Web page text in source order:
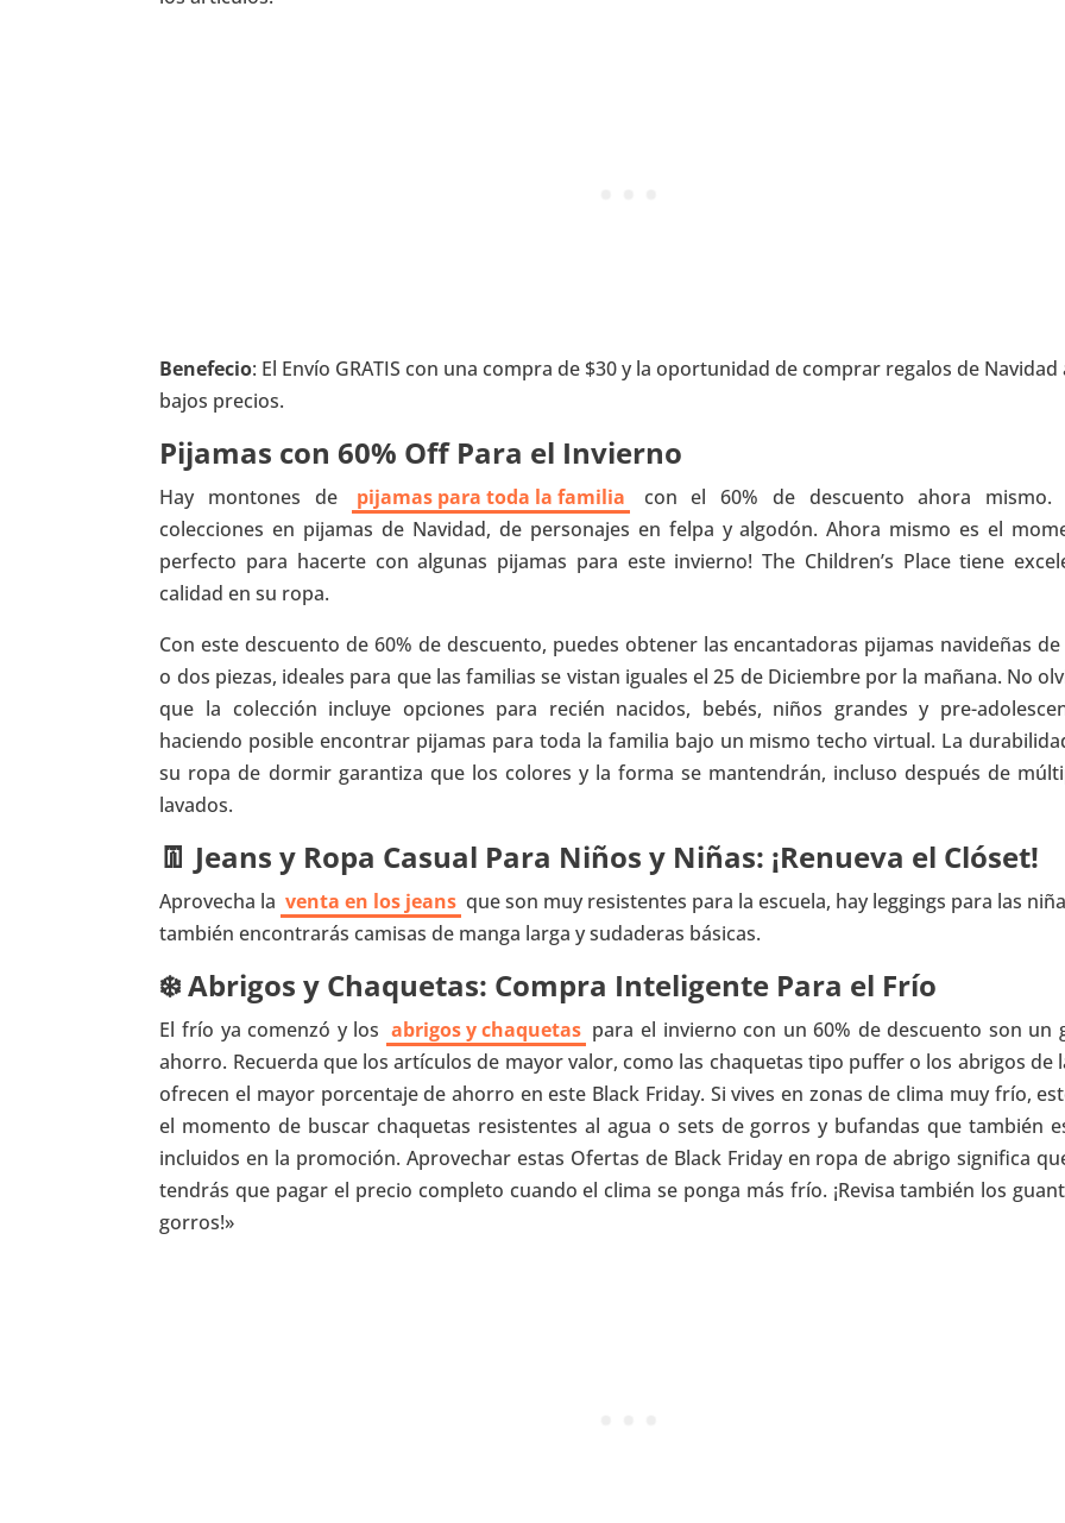
Benefecio: El Envío GRATIS con una compra de $30 y la oportunidad de comprar regalos de Navidad
bajos precios.
Pijamas con 60% Off Para el Invierno
Hay montones de pijamas para toda la familia
con el 60% de descuento ahora mismo.
colecciones en pijamas de Navidad, de personajes en felpa y algodón. Ahora mismo es el
perfecto para hacerte con algunas pijamas para este invierno! The Children’s Place tiene
calidad en su ropa.
Con este descuento de 60% de descuento, puedes obtener las encantadoras pijamas navideñas de
o dos piezas, ideales para que las familias se vistan iguales el 25 de Diciembre por la mañana. No
que la colección incluye opciones para recién nacidos, bebés, niños grandes y pre-
haciendo posible encontrar pijamas para toda la familia bajo un mismo techo virtual. La
su ropa de dormir garantiza que los colores y la forma se mantendrán, incluso después de
lavados.
👖 Jeans y Ropa Casual Para Niños y Niñas: ¡Renueva el Clóset!
Aprovecha la venta en los jeans que son muy resistentes para la escuela, hay leggings para las
también encontrarás camisas de manga larga y sudaderas básicas.
❄️ Abrigos y Chaquetas: Compra Inteligente Para el Frío
El frío ya comenzó y los abrigos y chaquetas para el invierno con un 60% de descuento son un
ahorro. Recuerda que los artículos de mayor valor, como las chaquetas tipo puffer o los abrigos de
ofrecen el mayor porcentaje de ahorro en este Black Friday. Si vives en zonas de clima muy frío,
el momento de buscar chaquetas resistentes al agua o sets de gorros y bufandas que también
incluidos en la promoción. Aprovechar estas Ofertas de Black Friday en ropa de abrigo significa
tendrás que pagar el precio completo cuando el clima se ponga más frío. ¡Revisa también los
gorros!»